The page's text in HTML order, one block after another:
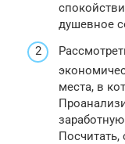
душевное
места, в
Посчитать,